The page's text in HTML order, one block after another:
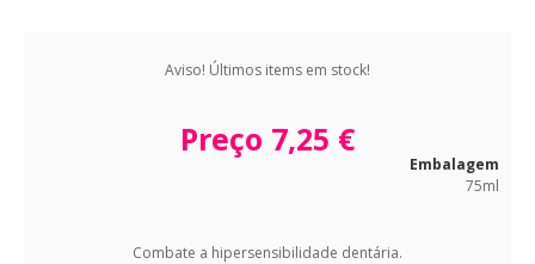
Aviso! Últimos items em stock!
Preço 7,25 €
Embalagem
75ml
Combate a hipersensibilidade dentária.